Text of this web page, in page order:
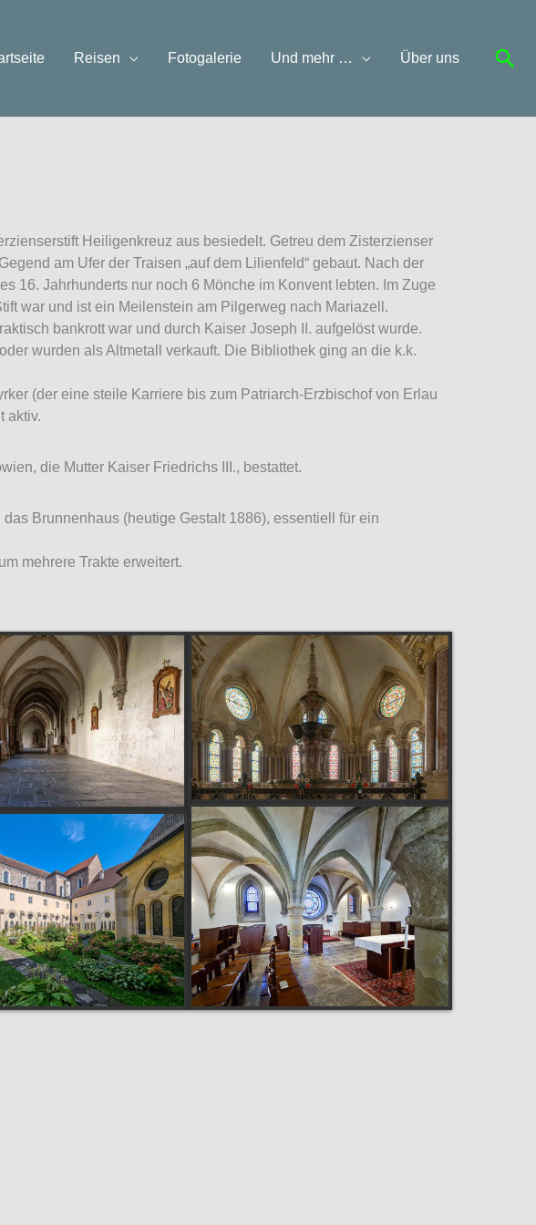
Reisen Fotogalerie Und mehr … Über uns
Heiligenkreuz aus besiedelt. Getreu dem Zisterzienser
am Ufer der Traisen „auf dem Lilienfeld“ gebaut. Nach der
16. Jahrhunderts nur noch 6 Mönche im Konvent lebten. Im Zuge
war und ist ein Meilenstein am Pilgerweg nach Mariazell.
bankrott war und durch Kaiser Joseph II. aufgelöst wurde.
wurden als Altmetall verkauft. Die Bibliothek ging an die k.k.
(der eine steile Karriere bis zum Patriarch-Erzbischof von Erlau
aktiv.
die Mutter Kaiser Friedrichs III., bestattet.
Brunnenhaus (heutige Gestalt 1886), essentiell für ein
mehrere Trakte erweitert.